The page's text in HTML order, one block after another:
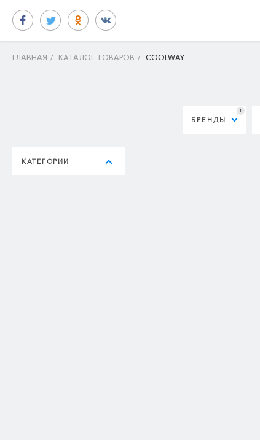
ГЛАВНАЯ / КАТАЛОГ ТОВАРОВ / COOLWAY
БРЕНДЫ
1
КАТЕГОРИИ